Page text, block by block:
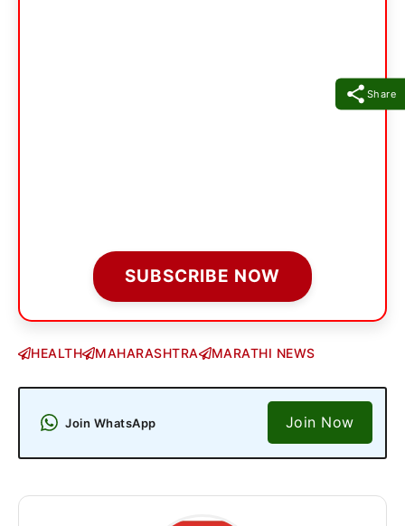
Share
SUBSCRIBE NOW
HEALTH MAHARASHTRA MARATHI NEWS
Join WhatsApp Join Now